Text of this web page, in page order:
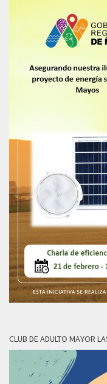
CLUB DE ADULTO MAYOR